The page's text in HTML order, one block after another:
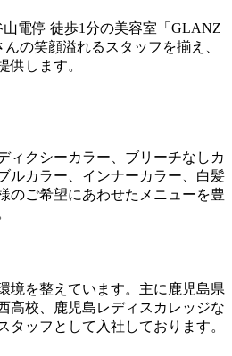
山電停 徒歩1分の美容室「GLANZ
の笑顔溢れるスタッフを揃え、
供します。
ィクシーカラー、ブリーチなしカ
ルカラー、インナーカラー、白髪
のご希望にあわせたメニューを豊
境を整えています。主に鹿児島県
高校、鹿児島レディスカレッジな
タッフとして入社しております。